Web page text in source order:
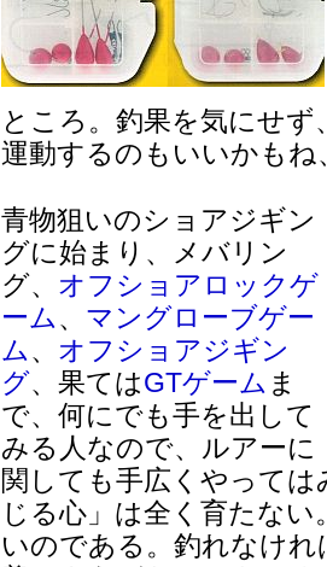
ところ。釣果を気にせ
運動するのもいいかも
青物狙いのショアジギン
グに始まり、メバリン
グ、 オフショアロックゲ
ーム、 マングローブゲー
ム、 オフショアジギン
グ、果てはGTゲーム ま
で、何にでも手を出して
みる人なので、ルアーに
関しても手広くやって
じる心」は全く育たな
いのである。釣れなけ